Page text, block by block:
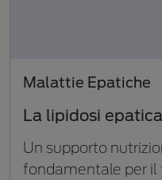
Malattie Epatiche
La lipidosi
Un supporto
fondamentale per